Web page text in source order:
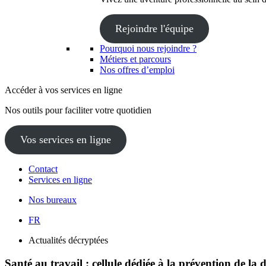
Rejoindre l'équipe
Pourquoi nous rejoindre ?
Métiers et parcours
Nos offres d’emploi
Accéder à vos services en ligne
Nos outils pour faciliter votre quotidien
Vos services en ligne
Contact
Services en ligne
Nos bureaux
FR
Actualités décryptées
Santé au travail : cellule dédiée à la prévention de la